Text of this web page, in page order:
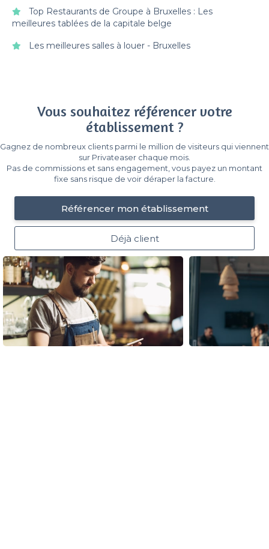
Top Restaurants de Groupe à Bruxelles : Les
meilleures tablées de la capitale belge
Les meilleures salles à louer - Bruxelles
Vous souhaitez référencer votre
établissement ?
Gagnez de nombreux clients parmi le million de visiteurs qui viennent
sur Privateaser chaque mois.
Pas de commissions et sans engagement, vous payez un montant
fixe sans risque de voir déraper la facture.
Référencer mon établissement
Déjà client